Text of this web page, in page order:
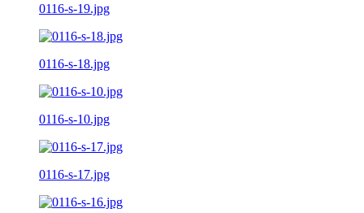
0116-s-19.jpg
0116-s-18.jpg
0116-s-10.jpg
0116-s-17.jpg